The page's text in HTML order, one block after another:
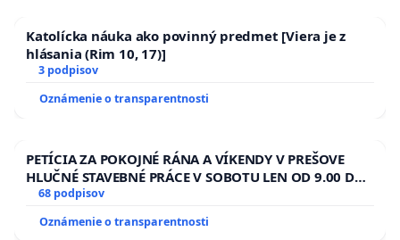
Katolícka náuka ako povinný predmet [Viera je z
hlásania (Rim 10, 17)]
3 podpisov
Oznámenie o transparentnosti
PETÍCIA ZA POKOJNÉ RÁNA A VÍKENDY V PREŠOVE
HLUČNÉ STAVEBNÉ PRÁCE V SOBOTU LEN OD 9.00 DO
13.00 HOD., CEZ PRACOVNÝ TÝŽDEŇ CIEĽ 8.00 – 18.00
ĎUMBIERSKEJ/MAGU
68 podpisov
Oznámenie o transparentnosti